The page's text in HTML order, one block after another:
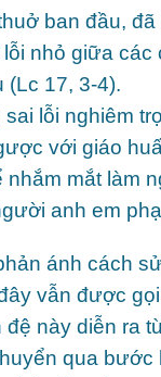
ban đầu,
nhỏ giữa các
(Lc 17, 3-4).
lỗi nghiêm
với giáo
nhắm mắt làm
anh em
ánh cách
vẫn được
này diễn ra
qua bước